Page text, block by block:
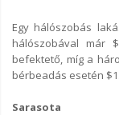
Egy hálószobás
hálószobával már
befektető, míg a
bérbeadás esetén
Sarasota